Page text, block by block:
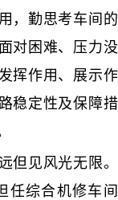
，勤思考车间的
对困难、压力没
挥作用、展示作
稳定性及保障措
见风光无限。
任综合机修车间